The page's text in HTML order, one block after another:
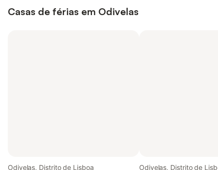
Casas de férias em Odivelas
Odivelas, Distrito de Lisboa
Odivelas, Distrito de